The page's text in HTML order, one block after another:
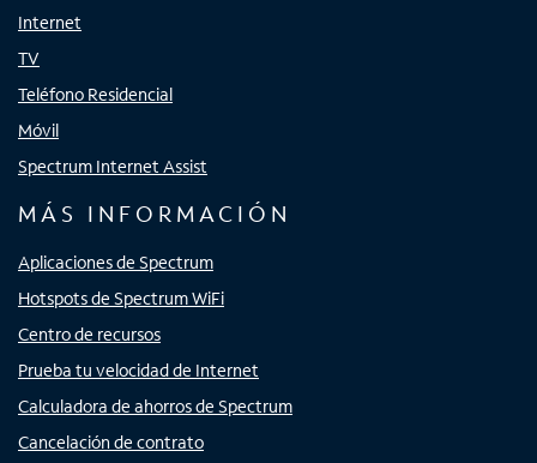
Internet
TV
Teléfono Residencial
Móvil
Spectrum Internet Assist
MÁS INFORMACIÓN
Aplicaciones de Spectrum
Hotspots de Spectrum WiFi
Centro de recursos
Prueba tu velocidad de Internet
Calculadora de ahorros de Spectrum
Cancelación de contrato